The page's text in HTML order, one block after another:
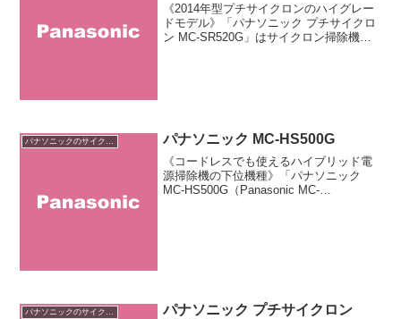
《2014年型プチサイクロンのハイグレー
ドモデル》「パナソニック プチサイクロ
ン MC-SR520G」はサイクロン掃除機
パナソニックのサイクロン掃除機 パナソニック MC-HS500G
《コードレスでも使えるハイブリッド電
源掃除機の下位機種》「パナソニック
MC-HS500G（Panasonic MC-
パナソニックのサイクロン掃除機
パナソニック プチサイクロン